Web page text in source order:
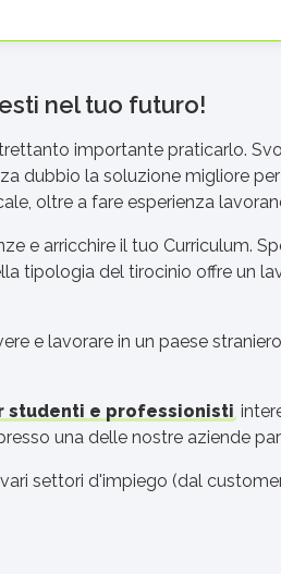
nel tuo futuro!
importante praticarlo.
dubbio la soluzione migliore per
oltre a fare esperienza
e arricchire il tuo Curriculum.
tipologia del tirocinio offre un
e lavorare in un paese
studenti e professionisti
una delle nostre aziende
settori d'impiego (dal